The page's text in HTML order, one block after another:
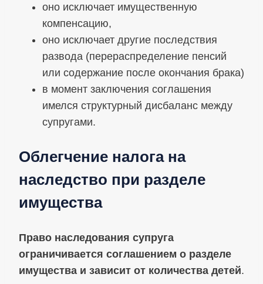
оно исключает имущественную
компенсацию,
оно исключает другие последствия
развода (перераспределение пенсий
или содержание после окончания брака)
в момент заключения соглашения
имелся структурный дисбаланс между
супругами.
Облегчение налога на
наследство при разделе
имущества
Право наследования супруга
ограничивается соглашением о разделе
имущества и зависит от количества детей.